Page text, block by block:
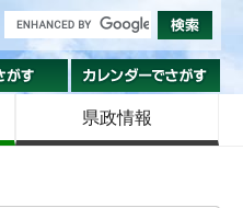
組織でさがす
県政情報